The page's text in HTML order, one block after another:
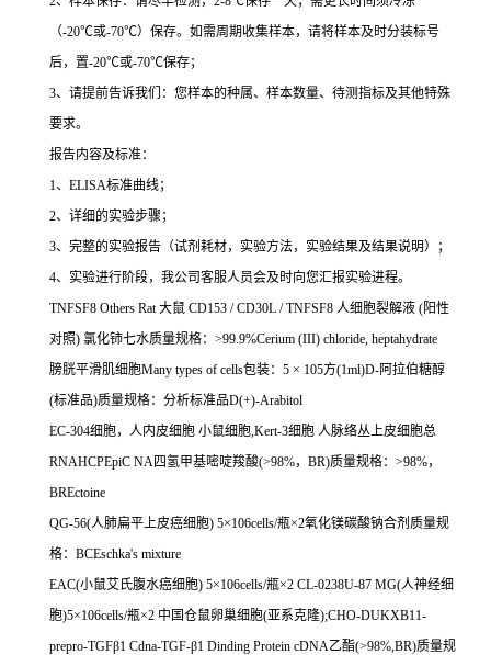
（-20℃或-70℃）保存。如需周期收集样本，请将样本及时分装标号
后，置-20℃或-70℃保存；
3、请提前告诉我们：您样本的种属、样本数量、待测指标及其他特殊
要求。
报告内容及标准：
1、 ELISA标准曲线；
2、详细的实验步骤；
3、完整的实验报告（试剂耗材，实验方法，实验结果及结果说明）；
4、实验进行阶段，我公司客服人员会及时向您汇报实验进程。
TNFSF8 Others Rat大鼠 CD153 / CD30L / TNFSF8 人细胞裂解液 (阳性
对照) 氯化铈七水质量规格： >99.9%Cerium (III) chloride, heptahydrate
膀胱平滑肌细胞Many types of cells包装： 5 × 105方(1ml)D-阿拉伯糖醇
(标准品)质量规格：分析标准品D(+)-Arabitol
EC-304细胞，人内皮细胞 小鼠细胞,Kert-3细胞 人脉络丛上皮细胞总
RNAHCPEpiC NA四氢甲基嘧啶羧酸(>98%， BR)质量规格： >98%，
BREctoine
QG-56(人肺扁平上皮癌细胞) 5×106cells/瓶×2氧化镁碳酸钠合剂质量规
格： BCEschka's mixture
EAC(小鼠艾氏腹水癌细胞) 5×106cells/瓶×2 CL-0238U-87 MG(人神经细
胞)5×106cells/瓶×2 中国仓鼠卵巢细胞(亚系克隆);CHO-DUKXB11-
prepro-TGFβ1 Cdna-TGF-β1 Dinding Protein cDNA乙酯(>98%,BR)质量规